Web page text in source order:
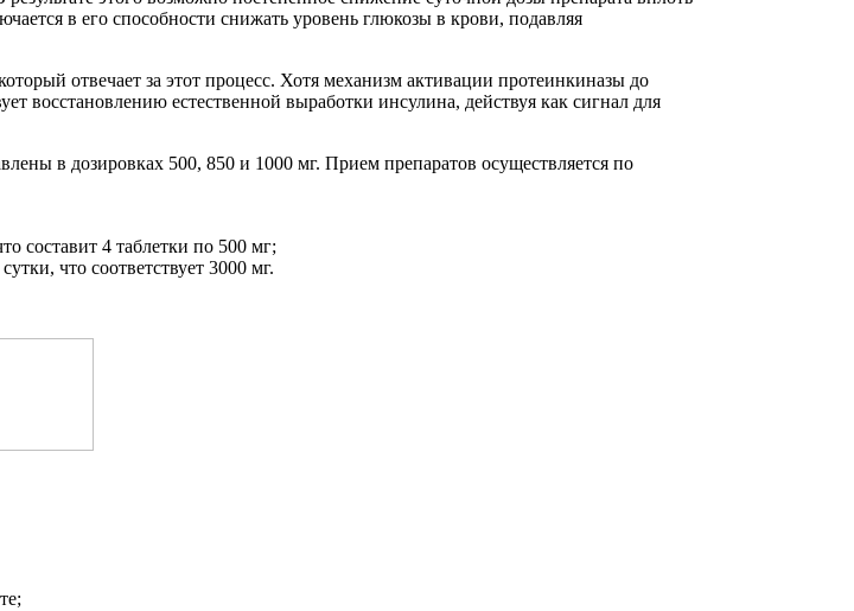
в его способности снижать уровень глюкозы в крови, подавляя
отвечает за этот процесс. Хотя механизм активации протеинкиназы до
восстановлению естественной выработки инсулина, действуя как сигнал для
в дозировках 500, 850 и 1000 мг. Прием препаратов осуществляется по
составит 4 таблетки по 500 мг;
что соответствует 3000 мг.